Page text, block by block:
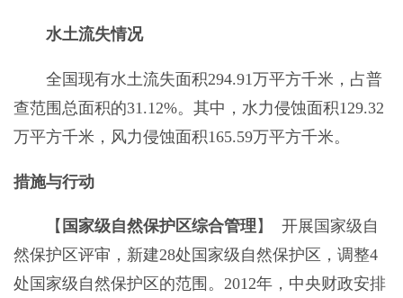
水土流失情况
全国现有水土流失面积294.91万平方千米，占普
查范围总面积的31.12%。其中，水力侵蚀面积129.32
万平方千米，风力侵蚀面积165.59万平方千米。
措施与行动
【 国家级自然保护区综合管理 】 开展国家级自
然保护区评审，新建28处国家级自然保护区，调整4
处国家级自然保护区的范围。2012年，中央财政安排